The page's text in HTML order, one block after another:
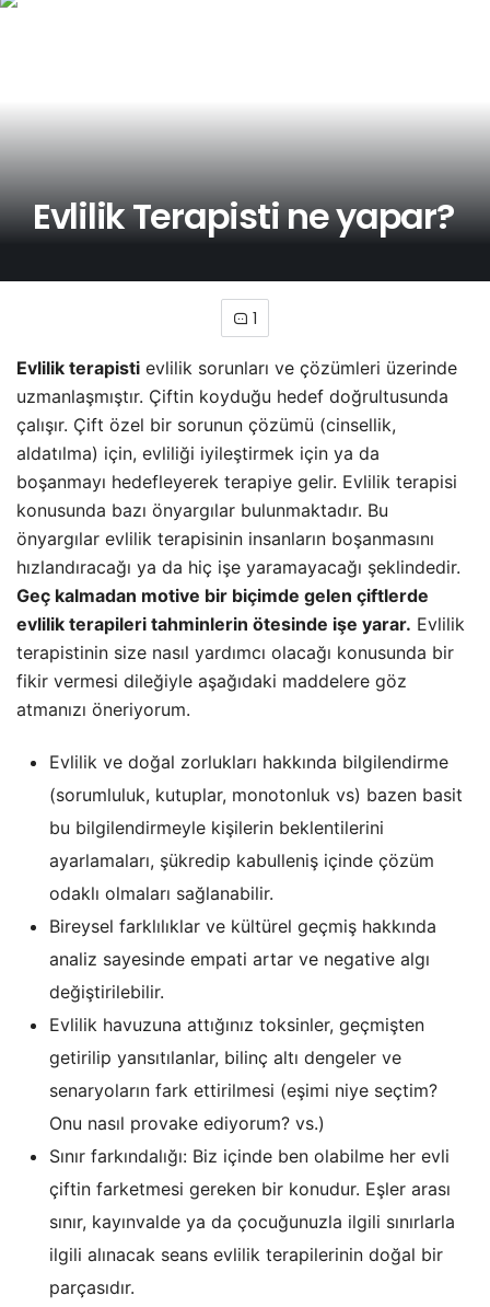
Evlilik Terapisti ne yapar?
1
Evlilik terapisti evlilik sorunları ve çözümleri üzerinde
uzmanlaşmıştır. Çiftin koyduğu hedef doğrultusunda
çalışır. Çift özel bir sorunun çözümü (cinsellik,
aldatılma) için, evliliği iyileştirmek için ya da
boşanmayı hedefleyerek terapiye gelir. Evlilik terapisi
konusunda bazı önyargılar bulunmaktadır. Bu
önyargılar evlilik terapisinin insanların boşanmasını
hızlandıracağı ya da hiç işe yaramayacağı şeklindedir.
Geç kalmadan motive bir biçimde gelen çiftlerde
evlilik terapileri tahminlerin ötesinde işe yarar. Evlilik
terapistinin size nasıl yardımcı olacağı konusunda bir
fikir vermesi dileğiyle aşağıdaki maddelere göz
atmanızı öneriyorum.
Evlilik ve doğal zorlukları hakkında bilgilendirme
(sorumluluk, kutuplar, monotonluk vs) bazen basit
bu bilgilendirmeyle kişilerin beklentilerini
ayarlamaları, şükredip kabulleniş içinde çözüm
odaklı olmaları sağlanabilir.
Bireysel farklılıklar ve kültürel geçmiş hakkında
analiz sayesinde empati artar ve negative algı
değiştirilebilir.
Evlilik havuzuna attığınız toksinler, geçmişten
getirilip yansıtılanlar, bilinç altı dengeler ve
senaryoların fark ettirilmesi (eşimi niye seçtim?
Onu nasıl provake ediyorum? vs.)
Sınır farkındalığı: Biz içinde ben olabilme her evli
çiftin farketmesi gereken bir konudur. Eşler arası
sınır, kayınvalde ya da çocuğunuzla ilgili sınırlarla
ilgili alınacak seans evlilik terapilerinin doğal bir
parçasıdır.